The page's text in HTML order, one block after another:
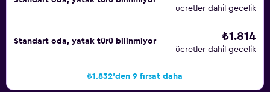
ücretler dahil gecelik
Standart oda, yatak türü bilinmiyor ₺1.814
ücretler dahil gecelik
₺1.832'den 9 fırsat daha